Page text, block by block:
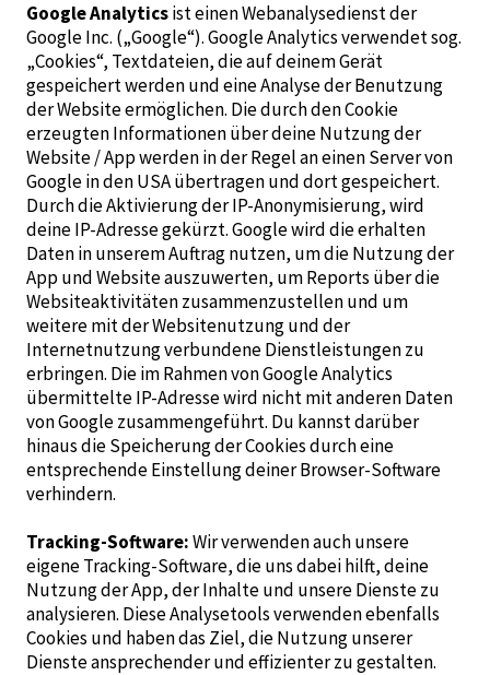
Google Analyticsist einen Webanalysedienst der
Google Inc. („Google“). Google Analytics verwendet sog.
„Cookies“, Textdateien, die auf deinem Gerät
gespeichert werden und eine Analyse der Benutzung
der Website ermöglichen. Die durch den Cookie
erzeugten Informationen über deine Nutzung der
Website / App werden in der Regel an einen Server von
Google in den USA übertragen und dort gespeichert.
Durch die Aktivierung der IP-Anonymisierung, wird
deine IP-Adresse gekürzt. Google wird die erhalten
Daten in unserem Auftrag nutzen, um die Nutzung der
App und Website auszuwerten, um Reports über die
Websiteaktivitäten zusammenzustellen und um
weitere mit der Websitenutzung und der
Internetnutzung verbundene Dienstleistungen zu
erbringen. Die im Rahmen von Google Analytics
übermittelte IP-Adresse wird nicht mit anderen Daten
von Google zusammengeführt. Du kannst darüber
hinaus die Speicherung der Cookies durch eine
entsprechende Einstellung deiner Browser-Software
verhindern.
Tracking-Software:Wir verwenden auch unsere
eigene Tracking-Software, die uns dabei hilft, deine
Nutzung der App, der Inhalte und unsere Dienste zu
analysieren. Diese Analysetools verwenden ebenfalls
Cookies und haben das Ziel, die Nutzung unserer
Dienste ansprechender und effizienter zu gestalten.